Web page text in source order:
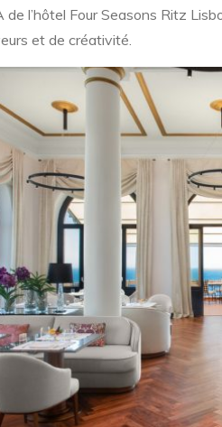
l’hôtel Four Seasons Ritz
et de créativité.